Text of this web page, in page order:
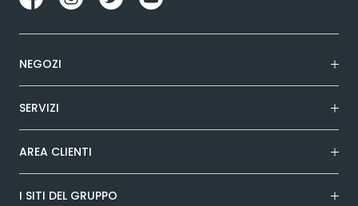
NEGOZI
SERVIZI
AREA CLIENTI
I SITI DEL GRUPPO